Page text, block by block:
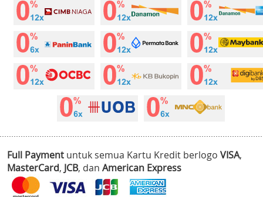
Full Payment untuk semua Kartu Kredit berlogo VISA,
MasterCard, JCB, dan American Express